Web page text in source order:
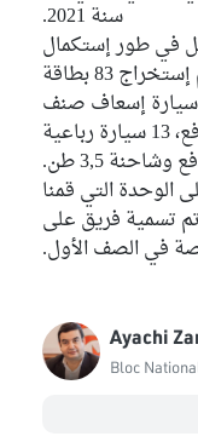
سنة 2021.
38 وسيلة نقل في طور إستكمال
إستخراج بطاقات الرمادية وتم إستخراج 83 بطاقة
ترقيم BE مقسمين كالأتي، 49 سيارة إسعاف صنف
ب، 20 سيارة إسعاف رباعية الدفع، 13 سيارة رباعية
وشاحنة 3,5 طن.
الوحدة التي قمنا
في شهر سبتمبر 2020 وتم تسمية فريق على
في الصف الأول.
Ayachi
Bloc